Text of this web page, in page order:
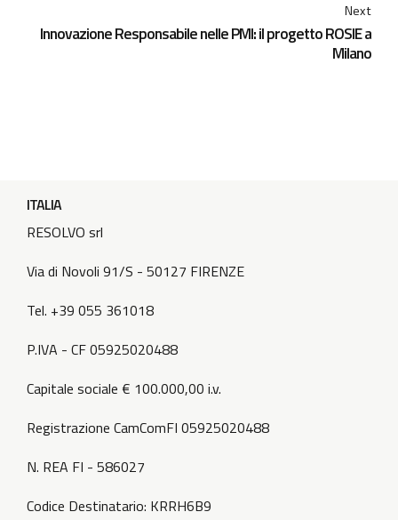
Next
Innovazione Responsabile nelle PMI: il progetto ROSIE a
Milano
ITALIA
RESOLVO srl
Via di Novoli 91/S - 50127 FIRENZE
Tel. +39 055 361018
P.IVA - CF 05925020488
Capitale sociale € 100.000,00 i.v.
Registrazione CamComFI 05925020488
N. REA FI - 586027
Codice Destinatario: KRRH6B9